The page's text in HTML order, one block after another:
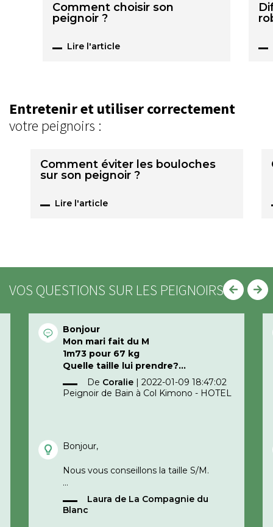
Comment choisir son
peignoir ?
Lire l'article
Entretenir et utiliser correctement
votre peignoirs :
Comment éviter les bouloches
sur son peignoir ?
Lire l'article
VOS QUESTIONS SUR LES PEIGNOIRS
Bonjour
Mon mari fait du M
1m73 pour 67 kg
Quelle taille lui prendre?
Merci d’avance
De Coralie | 2022-01-09 18:47:02
Peignoir de Bain à Col Kimono - HOTEL
Bonjour,
Nous vous conseillons la taille S/M.
Cordialement,
Laura de La Compagnie du
Blanc